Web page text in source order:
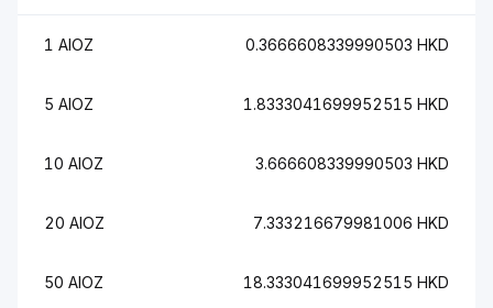
1 AIOZ 0.3666608339990503 HKD
5 AIOZ 1.8333041699952515 HKD
10 AIOZ 3.666608339990503 HKD
20 AIOZ 7.333216679981006 HKD
50 AIOZ 18.333041699952515 HKD